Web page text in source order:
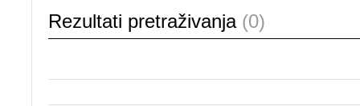
Rezultati pretraživanja (0)